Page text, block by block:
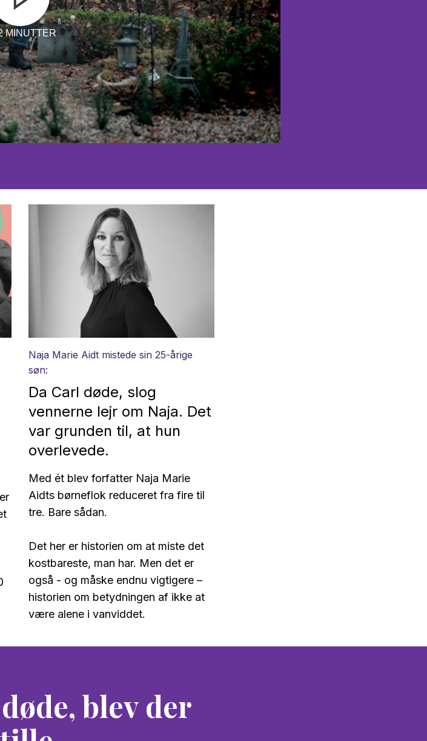
MINUTTER
Naja Marie Aidt mistede sin 25-årige
søn:
Da Carl døde, slog
vennerne lejr om Naja. Det
var grunden til, at hun
overlevede.
Med ét blev forfatter Naja Marie
Aidts børneflok reduceret fra fire til
tre. Bare sådan.
Det her er historien om at miste det
kostbareste, man har. Men det er
også - og måske endnu vigtigere –
historien om betydningen af ikke at
være alene i vanviddet.
blev der